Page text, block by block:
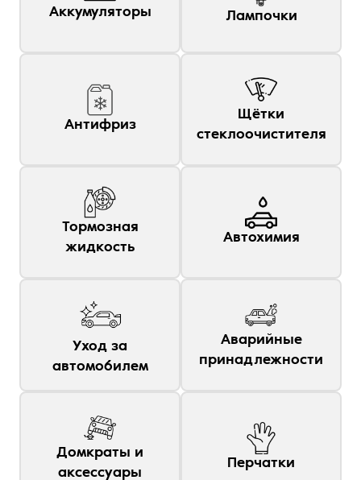
Аккумуляторы Лампочки
Антифриз
Щётки
стеклоочистителя
Тормозная
жидкость
Автохимия
Уход за
автомобилем
Аварийные
принадлежности
Домкраты и
аксессуары
Перчатки